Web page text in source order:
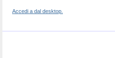
Accedi a dal desktop.